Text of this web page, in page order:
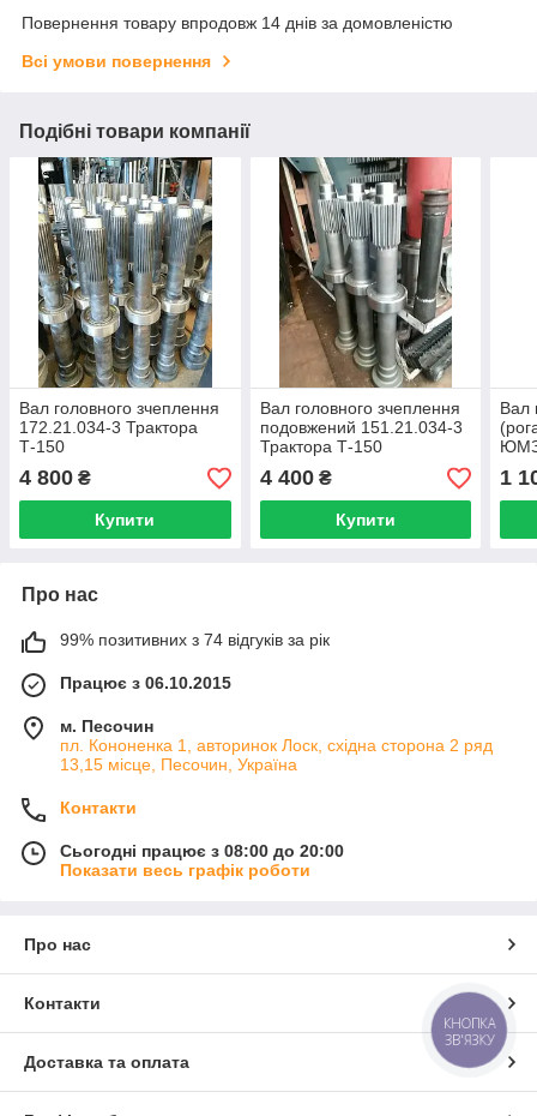
Повернення товару впродовж 14 днів за домовленістю
Всі умови повернення
Подібні товари компанії
Вал головного зчеплення
172.21.034-3 Трактора
Т-150
4 800 ₴
Купити
Вал головного зчеплення
подовжений 151.21.034-3
Трактора Т-150
4 400₴
Купити
Вал
1
Про нас
99% позитивних з 74 відгуків за рік
Працює з 06.10.2015
м. Песочин
пл. Кононенка 1, авторинок Лоск, східна сторона 2 ряд
13,15 місце, Песочин, Україна
Контакти
Сьогодні працює з 08:00 до 20:00
Показати весь графік роботи
Про нас
Контакти
Доставка та оплата
КНОПКА
ЗВ'ЯЗКУ